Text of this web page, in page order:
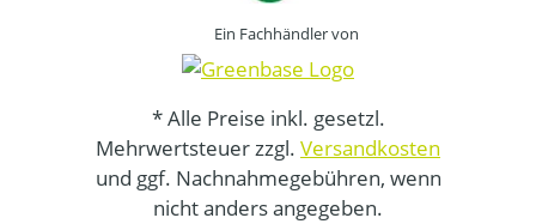
Ein Fachhändler von
* Alle Preise inkl. gesetzl.
Mehrwertsteuer zzgl. Versandkosten
und ggf. Nachnahmegebühren, wenn
nicht anders angegeben.